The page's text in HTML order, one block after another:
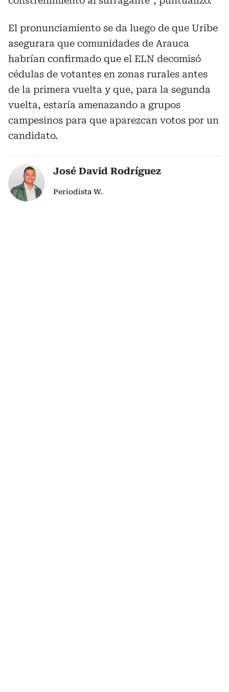
El pronunciamiento se da luego de que Uribe
asegurara que comunidades de Arauca
habrían confirmado que el ELN decomisó
cédulas de votantes en zonas rurales antes
de la primera vuelta y que, para la segunda
vuelta, estaría amenazando a grupos
campesinos para que aparezcan votos por un
candidato.
José David Rodríguez
Periodista W.